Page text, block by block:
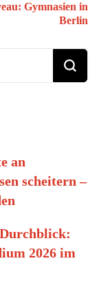
Gymnasien in
Berlin
an
scheitern –
2026 im